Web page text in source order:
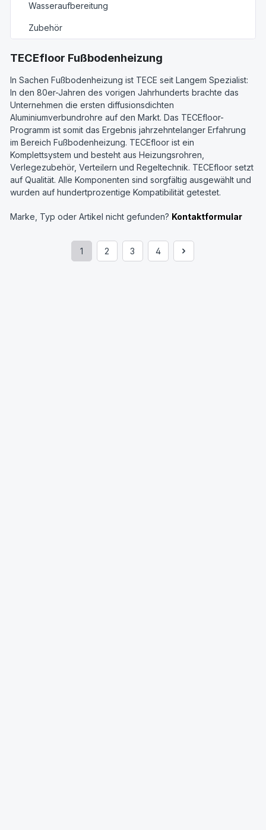
Wasseraufbereitung
Zubehör
TECEfloor Fußbodenheizung
In Sachen Fußbodenheizung ist TECE seit Langem Spezialist:
In den 80er-Jahren des vorigen Jahrhunderts brachte das
Unternehmen die ersten diffusionsdichten
Aluminiumverbundrohre auf den Markt. Das TECEfloor-
Programm ist somit das Ergebnis jahrzehntelanger Erfahrung
im Bereich Fußbodenheizung. TECEfloor ist ein
Komplettsystem und besteht aus Heizungsrohren,
Verlegezubehör, Verteilern und Regeltechnik. TECEfloor setzt
auf Qualität. Alle Komponenten sind sorgfältig ausgewählt und
wurden auf hundertprozentige Kompatibilität getestet.
Marke, Typ oder Artikel nicht gefunden? Kontaktformular
Seite
1
Seite
2
Seite
3
Seite
4